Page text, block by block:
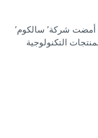
أمضت شركة’ سالكوم’
التكنولوجية